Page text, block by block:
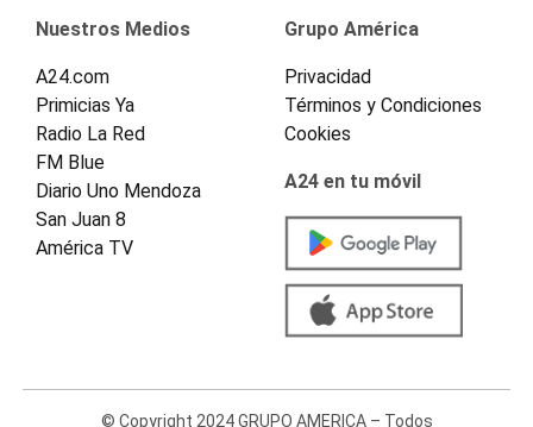
Nuestros Medios
A24.com
Primicias Ya
Radio La Red
FM Blue
Diario Uno Mendoza
San Juan 8
América TV
Grupo América
Privacidad
Términos y Condiciones
Cookies
A24 en tu móvil
© Copyright 2024 GRUPO AMERICA – Todos